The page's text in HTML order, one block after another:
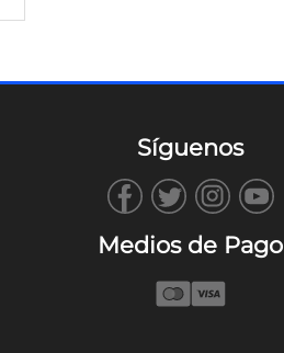
Síguenos
Medios de Pago